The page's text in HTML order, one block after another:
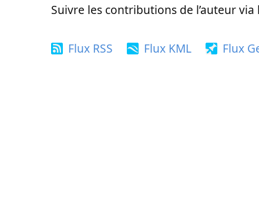
Suivre les contributions de l’auteur
Flux RSS Flux KML Flux